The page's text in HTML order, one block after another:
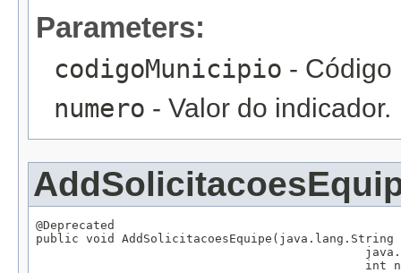
Parameters:
codigoMunicipio - Código
numero - Valor do indicador.
@Deprecated
public void AddSolicitacoesEquipe(java.lang.String
int